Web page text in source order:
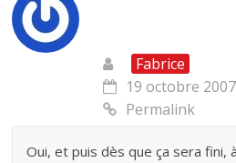
Fabrice
19 octobre
Permalink
Oui, et puis dès que ça sera fini,